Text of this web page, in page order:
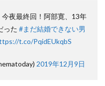
今夜最終回！阿部寛、13年
った #まだ結婚できない男
t.co/PqidEUkqbS
2019年12月9日